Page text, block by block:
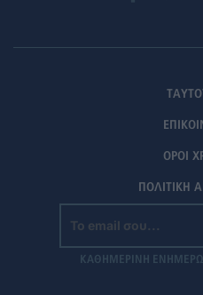
ΟΡΟΙ
ΠΟΛΙΤΙΚΗ
ΚΑΘΗΜΕΡΙΝΗ